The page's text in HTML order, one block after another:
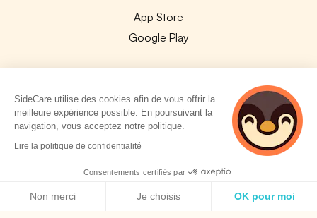
App Store
Google Play
© 2026 SideCare. Tous droits réservés.
SideCare utilise des cookies afin de vous offrir la
meilleure expérience possible. En poursuivant la
navigation, vous acceptez notre politique.
Lire la politique de confidentialité
Consentements certifiés par
Non merci Je choisis OK pour moi
4 personnes
consultent
actuellement cette